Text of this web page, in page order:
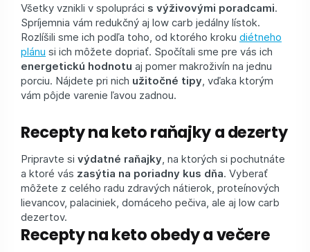
Všetky vznikli v spolupráci s výživovými poradcami.
Spríjemnia vám redukčný aj low carb jedálny lístok.
Rozlíšili sme ich podľa toho, od ktorého kroku diétneho
plánu si ich môžete dopriať. Spočítali sme pre vás ich
energetickú hodnotu aj pomer makroživín na jednu
porciu. Nájdete pri nich užitočné tipy, vďaka ktorým
vám pôjde varenie ľavou zadnou.
Recepty na keto raňajky a dezerty
Pripravte si výdatné raňajky , na ktorých si pochutnáte
a ktoré vás zasýtia na poriadny kus dňa. Vyberať
môžete z celého radu zdravých nátierok, proteínových
lievancov, palaciniek, domáceho pečiva, ale aj low carb
dezertov.
Recepty na keto obedy a večere